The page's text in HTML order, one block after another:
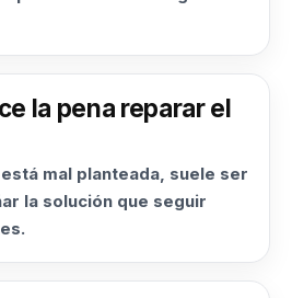
la pena reparar el
mal planteada, suele ser
la solución que seguir